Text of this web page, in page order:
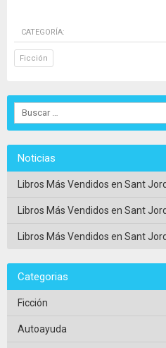
CATEGORÍA:
Ficción
Noticias
Libros Más Vendidos en Sant
Libros Más Vendidos en Sant
Libros Más Vendidos en Sant
Categorias
Ficción
Autoayuda